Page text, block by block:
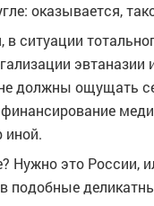
оказывается,
в ситуации
должны ощущать
иной.
Нужно это России,
подобные